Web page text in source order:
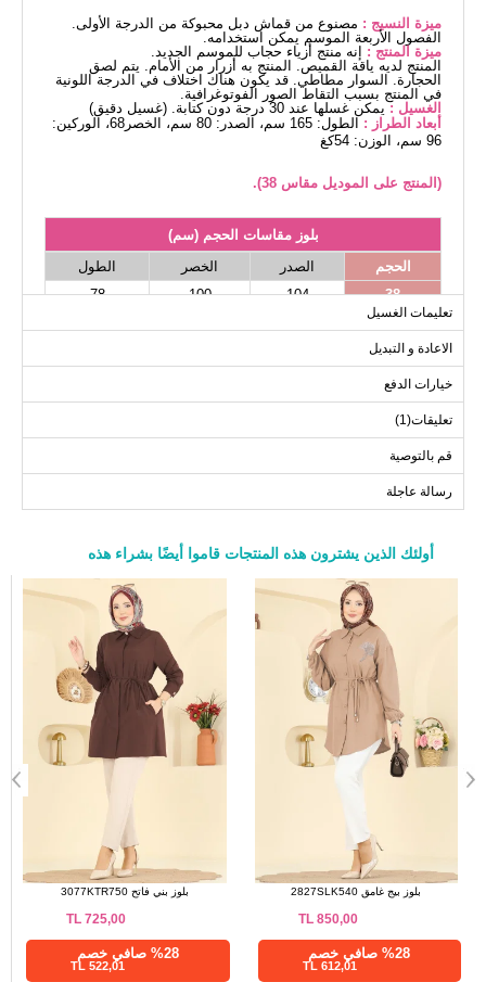
ميزة النسيج : مصنوع من قماش دبل محبوكة من الدرجة الأولى.
الفصول الأربعة الموسم يمكن استخدامه.
ميزة المنتج : إنه منتج أزياء حجاب للموسم الجديد.
المنتج لديه ياقة القميص. المنتج به أزرار من الأمام. يتم لصق
الحجارة. السوار مطاطي. قد يكون هناك اختلاف في الدرجة اللونية
في المنتج بسبب التقاط الصور الفوتوغرافية.
الغسيل : يمكن غسلها عند 30 درجة دون كتابة. (غسيل دقيق)
أبعاد الطراز :
الطول: 165 سم، الصدر: 80 سم، الخصر68، الوركين:
96 سم، الوزن: 54كغ
(المنتج على الموديل مقاس 38).
بلوز مقاسات الحجم (سم)
الحجم
الصدر الخصر
الطول
38
104
100
78
42
44
46
118
114
78
48
124
122
78
تعليمات الغسيل
الاعادة و التبديل
خيارات الدفع
تعليقات(1)
قم بالتوصية
رسالة عاجلة
أولئك الذين يشترون هذه المنتجات قاموا أيضًا بشراء هذه
a>
بلوز بيج غامق 2827SLK540
850,00
TL
%28 صافي خصم
612,01 TL
بلوز أسود 7095TEG847
800,00
TL
%28 صافي خصم
576,01 TL